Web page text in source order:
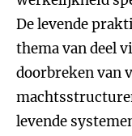
De levende
thema van deel
doorbreken van
levende